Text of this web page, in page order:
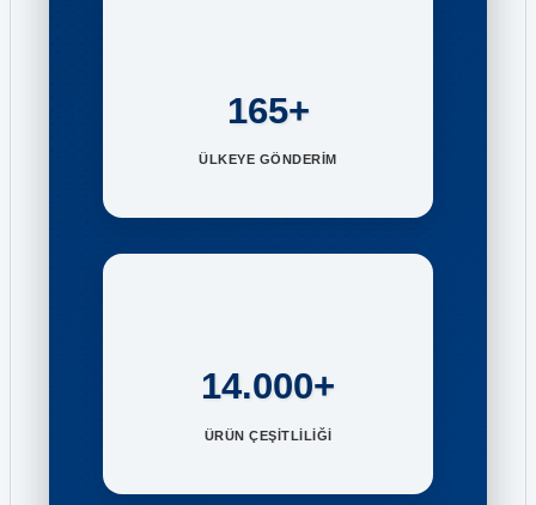
165+
ÜLKEYE GÖNDERİM
14.000+
ÜRÜN ÇEŞİTLİLİĞİ